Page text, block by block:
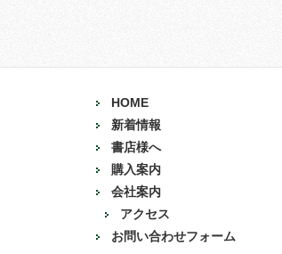
HOME
新着情報
書店様へ
購入案内
会社案内
アクセス
お問い合わせフォーム